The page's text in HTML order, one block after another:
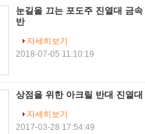
눈길을 끄는 포도주 진열대 금
반
자세히보기
2018-07-05 11:10:19
상점을 위한 아크릴 반대 진열
자세히보기
2017-03-28 17:54:49